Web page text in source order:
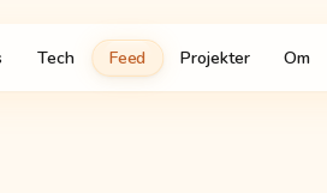
Tech Feed Projekter Om